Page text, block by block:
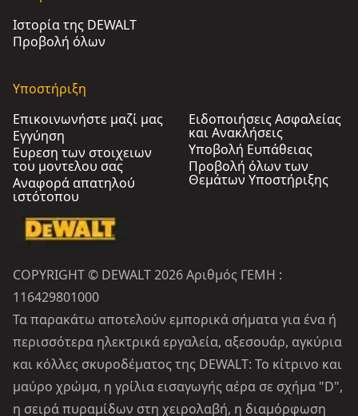
Ιστορία της DEWALT
Προβολή όλων
Υποστήριξη
Επικοινωνήστε μαζί μας
Εγγύηση
Ευρεση των στοιχειων
του μοντελου σας
Αναφορά απατηλού
ιστότοπου
Ειδοποιήσεις Ασφαλείας
και Ανακλήσεις
Υποβολή Ευπάθειας
Προβολή όλων των
Θεμάτων Υποστήριξης
COPYRIGHT © DEWALT 2026 Αριθμός ΓΕΜΗ :
116429801000
Τα παρακάτω αποτελούν εμπορικά σήματα για ένα ή
περισσότερα ηλεκτρικά εργαλεία, αξεσουάρ, αγκύρια
και κόλλες σκυροδέματος της DEWALT: Το κίτρινο και
μαύρο χρώμα, η γρίλια εισαγωγής αέρα σε σχήμα "D",
η σειρά πυραμίδων στη χειρολαβή, η διαμόρφωση